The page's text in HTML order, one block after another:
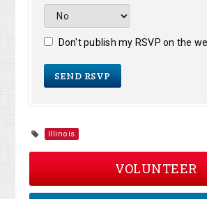
Don't publish my RSVP on the
Illinois
VOLUNTEER